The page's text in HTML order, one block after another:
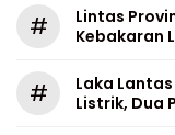
#
Lintas
Kebakaran
#
Laka
Listrik, Dua